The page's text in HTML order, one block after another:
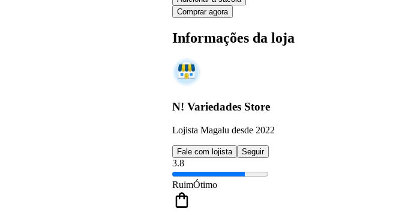
Comprar agora
Informações da loja
N! Variedades Store
Lojista Magalu desde 2022
Fale com lojista Seguir
3.8
RuimÓtimo